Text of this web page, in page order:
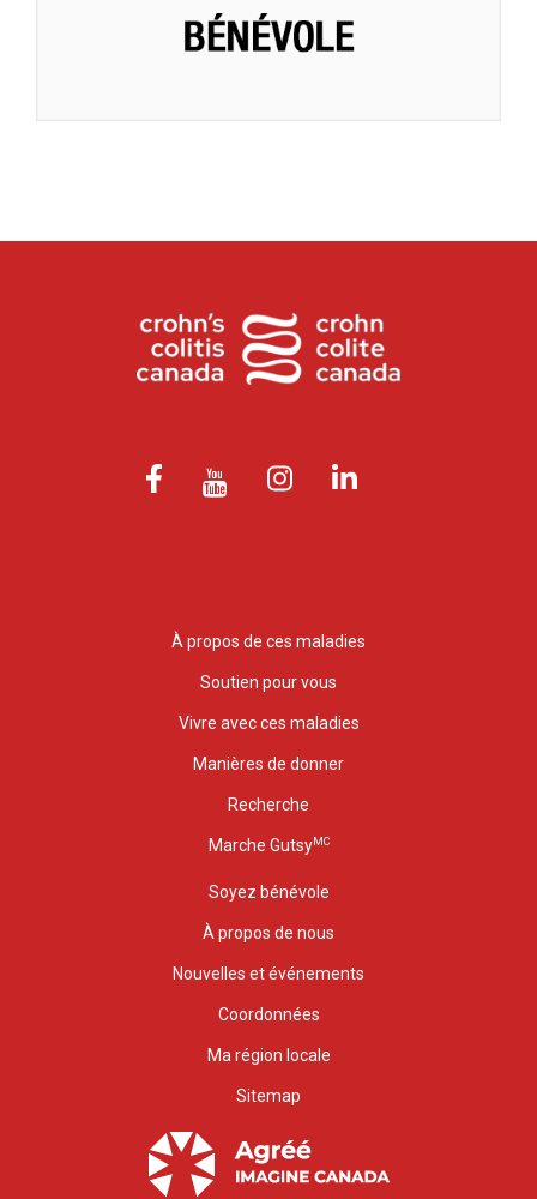
À propos de ces maladies
Soutien pour vous
Vivre avec ces maladies
Manières de donner
Recherche
Marche GutsyMC
Soyez bénévole
À propos de nous
Nouvelles et événements
Coordonnées
Ma région locale
Sitemap